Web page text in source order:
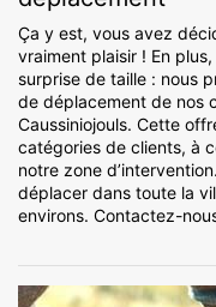
Ça y est, vous avez
vraiment plaisir ! En
surprise de taille : nous
de déplacement de nos
Caussiniojouls. Cette
catégories de clients, à
notre zone
déplacer dans toute la
environs. Contactez-